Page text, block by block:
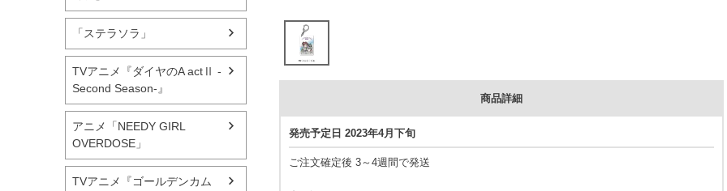
「ステラソラ」
TVアニメ『ダイヤのA actⅡ -
Second Season-』
アニメ「NEEDY GIRL
OVERDOSE」
TVアニメ『ゴールデンカム
商品詳細
発売予定日 2023年4月下旬
ご注文確定後 3～4週間で発送